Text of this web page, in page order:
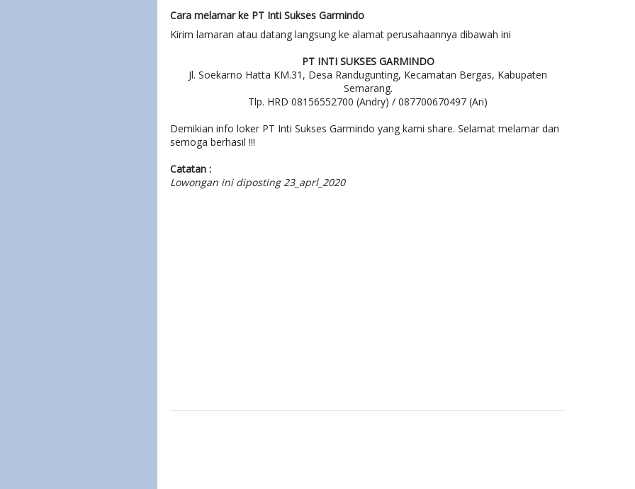
Cara melamar ke PT Inti Sukses Garmindo
Kirim lamaran atau datang langsung ke alamat perusahaannya dibawah ini
PT INTI SUKSES GARMINDO
Jl. Soekarno Hatta KM.31, Desa Randugunting, Kecamatan Bergas, Kabupaten
Semarang.
Tlp. HRD 08156552700 (Andry) / 087700670497 (Ari)
Demikian info loker PT Inti Sukses Garmindo yang kami share. Selamat melamar dan
semoga berhasil !!!
Catatan :
Lowongan ini diposting 23_aprl_2020